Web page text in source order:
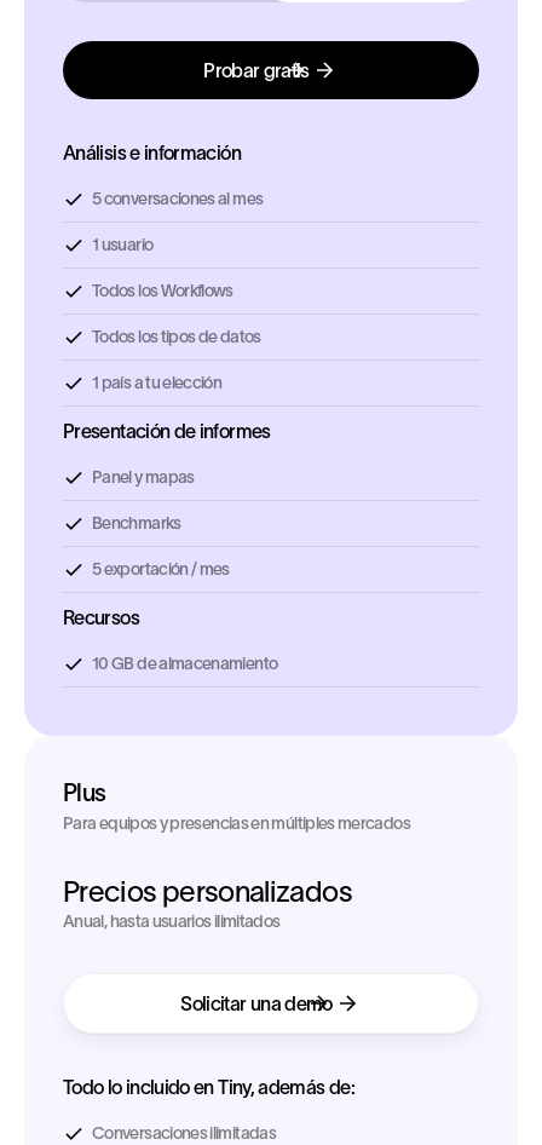
Probar gratis
Análisis e información
5 conversaciones al mes
1 usuario
Todos los Workflows
Todos los tipos de datos
1 país a tu elección
Presentación de informes
Panel y mapas
Benchmarks
5 exportación / mes
Recursos
10 GB de almacenamiento
Plus
Para equipos y presencias en múltiples mercados
Precios personalizados
Anual, hasta usuarios ilimitados
Solicitar una demo
Todo lo incluido en Tiny, además de:
Conversaciones ilimitadas